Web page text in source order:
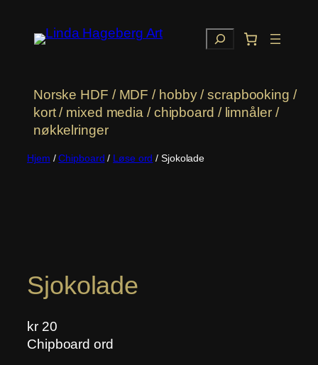
innhold
Søk
Norske HDF / MDF / hobby / scrapbooking /
kort / mixed media / chipboard / limnåler /
nøkkelringer
Hjem /Chipboard / Løse ord / Sjokolade
Sjokolade
kr20
Chipboard ord